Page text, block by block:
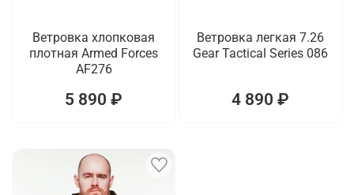
Ветровка хлопковая
плотная Armed Forces
AF276
5 890 ₽
Ветровка легкая 7.26
Gear Tactical Series 086
4 890 ₽